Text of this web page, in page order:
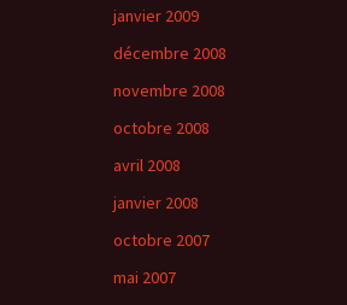
janvier 2009
décembre 2008
novembre 2008
octobre 2008
avril 2008
janvier 2008
octobre 2007
mai 2007